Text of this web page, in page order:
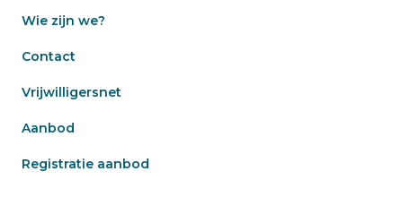
Wie zijn we?
Contact
Vrijwilligersnet
Aanbod
Registratie aanbod